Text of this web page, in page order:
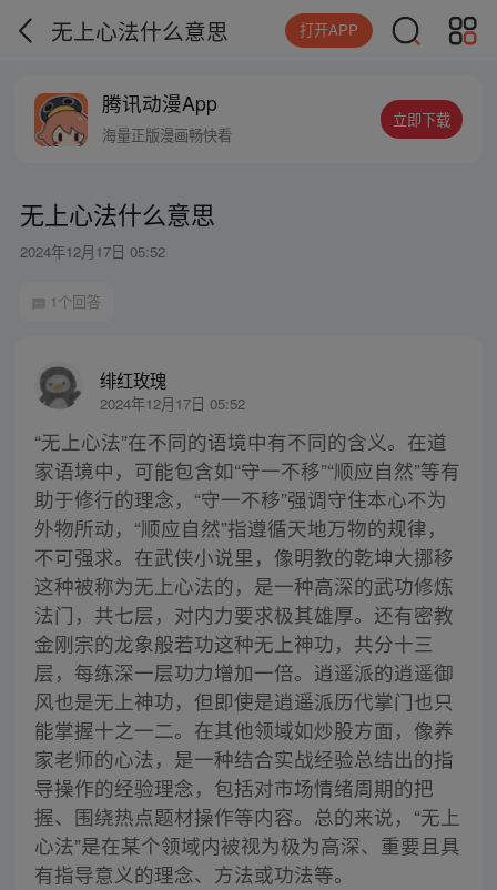
无上心法什么意思 打开APP
腾讯动漫App
海量正版漫画畅快看
立即下载
无上心法什么意思
2024年12月17日 05:52
1个回答
绯红玫瑰
2024年12月17日 05:52
“无上心法”在不同的语境中有不同的含义。在道
家语境中，可能包含如“守一不移”“顺应自然”等有
助于修行的理念，“守一不移”强调守住本心不为
外物所动，“顺应自然”指遵循天地万物的规律，
不可强求。在武侠小说里，像明教的乾坤大挪移
这种被称为无上心法的，是一种高深的武功修炼
法门，共七层，对内力要求极其雄厚。还有密教
金刚宗的龙象般若功这种无上神功，共分十三
层，每练深一层功力增加一倍。逍遥派的逍遥御
风也是无上神功，但即使是逍遥派历代掌门也只
能掌握十之一二。在其他领域如炒股方面，像养
家老师的心法，是一种结合实战经验总结出的指
导操作的经验理念，包括对市场情绪周期的把
握、围绕热点题材操作等内容。总的来说，“无上
心法”是在某个领域内被视为极为高深、重要且具
有指导意义的理念、方法或功法等。